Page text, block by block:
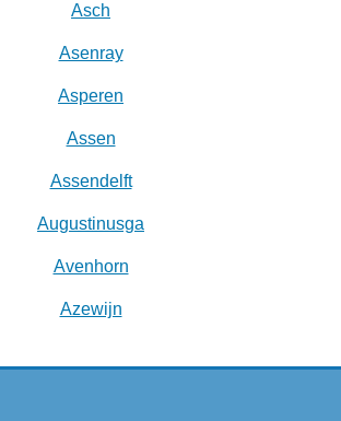
Asch
Asenray
Asperen
Assen
Assendelft
Augustinusga
Avenhorn
Azewijn